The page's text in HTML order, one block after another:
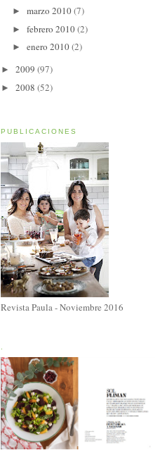
► marzo 2010(7)
► febrero 2010(2)
► enero 2010(2)
► 2009 (97)
► 2008 (52)
PUBLICACIONES
Revista Paula - Noviembre 2016